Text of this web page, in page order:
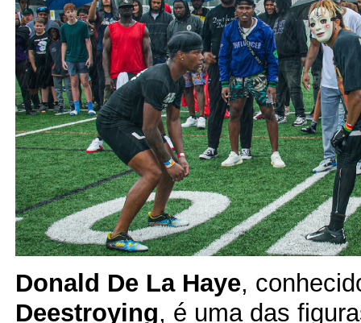
Donald De La Haye,
Deestroying, é uma das